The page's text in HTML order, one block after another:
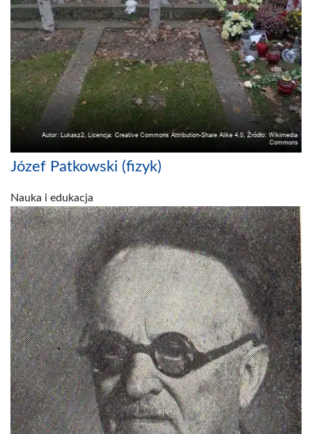
Józef Patkowski (fizyk)
Nauka i edukacja